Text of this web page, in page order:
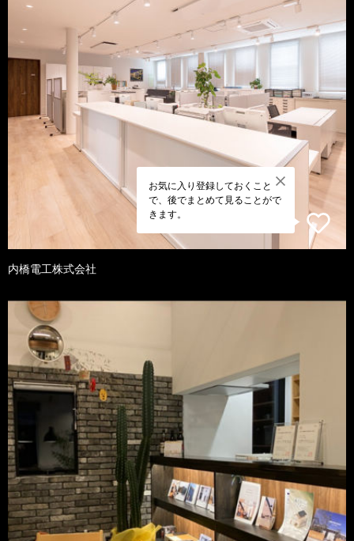
お気に入り登録しておくこと
で、後でまとめて見ることがで
きます。
内橋電工株式会社